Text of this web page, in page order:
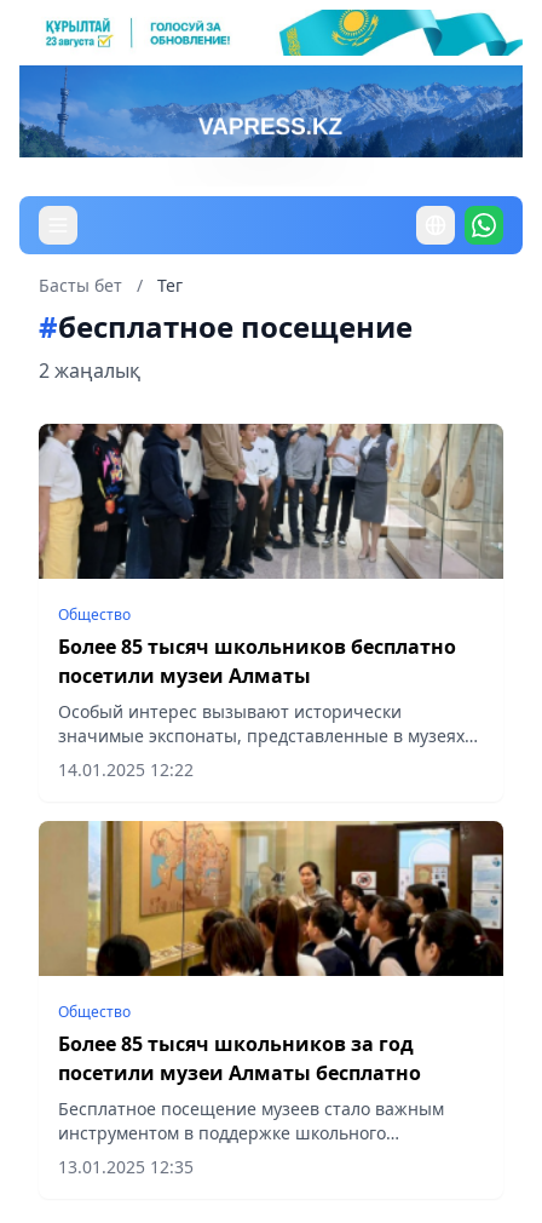
Басты бет / Тег
#бесплатное посещение
2 жаңалық
Общество
Более 85 тысяч школьников бесплатно
посетили музеи Алматы
Особый интерес вызывают исторически
значимые экспонаты, представленные в музеях
города, сообщает Vecher.kz.
14.01.2025 12:22
Общество
Более 85 тысяч школьников за год
посетили музеи Алматы бесплатно
Бесплатное посещение музеев стало важным
инструментом в поддержке школьного
образования, сообщает Vecher.kz.
13.01.2025 12:35